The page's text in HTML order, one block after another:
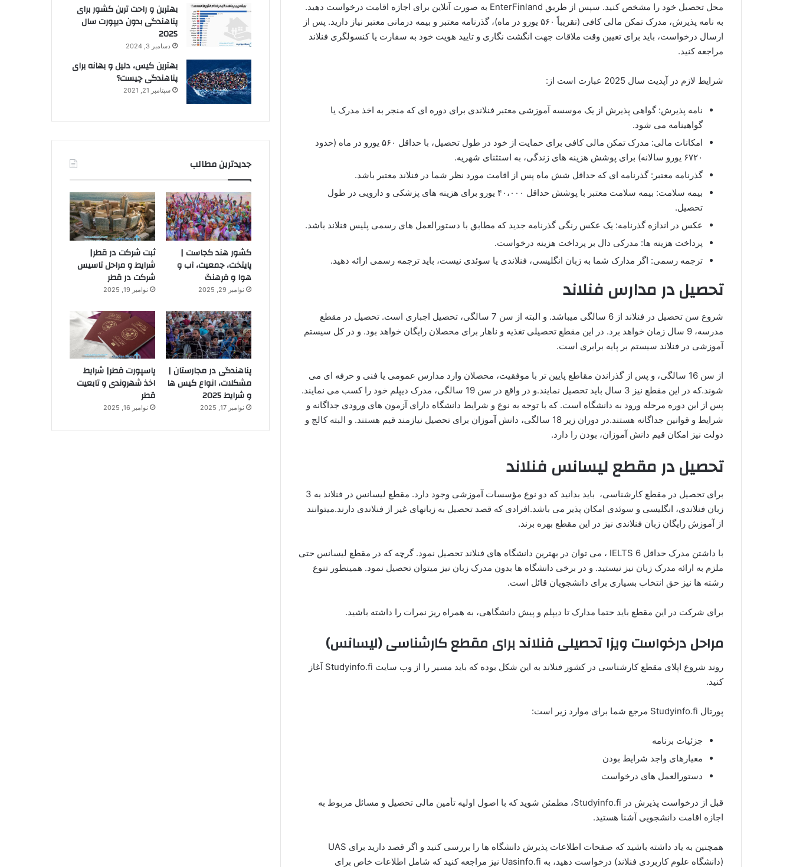
محل تحصیل خود را مشخص کنید. سپس از طریق EnterFinland به صورت آنلاین برای اجازه اقامت درخواست دهید.
به نامه پذیرش، مدرک تمکن مالی کافی (تقریباً ۵۶۰ یورو در ماه)، گذرنامه معتبر و بیمه درمانی معتبر نیاز دارید. پس از
ارسال درخواست، باید برای تعیین وقت ملاقات جهت انگشت نگاری و تایید هویت خود به سفارت یا کنسولگری فنلاند
مراجعه کنید.
شرایط لازم در آپدیت سال 2025 عبارت است از:
نامه پذیرش: گواهی پذیرش از یک موسسه آموزشی معتبر فنلاندی برای دوره‌ ای که منجر به اخذ مدرک یا
گواهینامه می‌ شود.
امکانات مالی: مدرک تمکن مالی کافی برای حمایت از خود در طول تحصیل، با حداقل ۵۶۰ یورو در ماه (حدود
۶۷۲۰ یورو سالانه) برای پوشش هزینه‌ های زندگی، به استثنای شهریه.
گذرنامه معتبر: گذرنامه‌ ای که حداقل شش ماه پس از اقامت مورد نظر شما در فنلاند معتبر باشد.
بیمه سلامت: بیمه سلامت معتبر با پوشش حداقل ۴۰،۰۰۰ یورو برای هزینه‌ های پزشکی و دارویی در طول
تحصیل.
عکس در اندازه گذرنامه: یک عکس رنگی گذرنامه جدید که مطابق با دستورالعمل‌ های رسمی پلیس فنلاند باشد.
پرداخت هزینه‌ ها: مدرکی دال بر پرداخت هزینه درخواست.
ترجمه رسمی: اگر مدارک شما به زبان انگلیسی، فنلاندی یا سوئدی نیست، باید ترجمه رسمی ارائه دهید.
تحصیل در مدارس فنلاند
شروع سن تحصیل در فنلاند از 6 سالگی میباشد. و البته از سن 7 سالگی، تحصیل اجباری است. تحصیل در مقطع
مدرسه، 9 سال زمان خواهد برد. در این مقطع تحصیلی تغذیه و ناهار برای محصلان رایگان خواهد بود. و در کل سیستم
آموزشی در فنلاند سیستم بر پایه برابری است.
از سن 16 سالگی، و پس از گذراندن مقاطع پایین تر با موفقیت، محصلان وارد مدارس عمومی یا فنی و حرفه ای می
شوند.که در این مقطع نیز 3 سال باید تحصیل نمایند.و در واقع در سن 19 سالگی، مدرک دیپلم خود را کسب می نمایند.
پس از این دوره مرحله ورود به دانشگاه است. که با توجه به نوع و شرایط دانشگاه دارای آزمون های ورودی جداگانه و
شرایط و قوانین جداگانه هستند.در دوران زیر 18 سالگی، دانش آموزان برای تحصیل نیازمند قیم هستند. و البته کالج و
دولت نیز امکان قیم دانش آموزان، بودن را دارد.
تحصیل در مقطع لیسانس فنلاند
برای تحصیل در مقطع کارشناسی، باید بدانید که دو نوع مؤسسات آموزشی وجود دارد. مقطع لیسانس در فنلاند به 3
زبان فنلاندی، انگلیسی و سوئدی امکان پذیر می باشد.افرادی که قصد تحصیل به زبانهای غیر از فنلاندی دارند.میتوانند
از آموزش رایگان زبان فنلاندی نیز در این مقطع بهره برند.
با داشتن مدرک حداقل IELTS 6 ، می توان در بهترین دانشگاه های فنلاند تحصیل نمود. گرچه که در مقطع لیسانس حتی
ملزم به ارائه مدرک زبان نیز نیستید. و در برخی دانشگاه ها بدون مدرک زبان نیز میتوان تحصیل نمود. همینطور تنوع
رشته ها نیز حق انتخاب بسیاری برای دانشجویان قائل است.
برای شرکت در این مقطع باید حتما مدارک تا دیپلم و پیش دانشگاهی، به همراه ریز نمرات را داشته باشید.
مراحل درخواست ویزا تحصیلی فنلاند برای مقطع کارشناسی (لیسانس)
روند شروع اپلای مقطع کارشناسی در کشور فنلاند به این شکل بوده که باید مسیر را از وب سایت Studyinfo.fi آغاز
کنید.
پورتال Studyinfo.fi مرجع شما برای موارد زیر است:
جزئیات برنامه
معیارهای واجد شرایط بودن
دستورالعمل‌ های درخواست
قبل از درخواست پذیرش در Studyinfo.fi، مطمئن شوید که با اصول اولیه تأمین مالی تحصیل و مسائل مربوط به
اجازه اقامت دانشجویی آشنا هستید.
همچنین به یاد داشته باشید که صفحات اطلاعات پذیرش دانشگاه‌ ها را بررسی کنید و اگر قصد دارید برای UAS
(دانشگاه علوم کاربردی فنلاند) درخواست دهید، به Uasinfo.fi نیز مراجعه کنید که شامل اطلاعات خاص برای
بهترین و راحت ترین کشور برای
پناهندگی بدون دیپورت سال
2025
دسامبر 3, 2024
بهترین کیس، دلیل و بهانه برای
پناهندگی چیست؟
سپتامبر 21, 2021
جدیدترین مطالب
کشور هند کجاست |
پایتخت، جمعیت، آب و
هوا و فرهنگ
نوامبر 29, 2025
ثبت شرکت در قطر|
شرایط و مراحل تاسیس
شرکت در قطر
نوامبر 19, 2025
پناهندگی در مجارستان |
مشکلات، انواع کیس ها
و شرایط 2025
نوامبر 17, 2025
پاسپورت قطر| شرایط
اخذ شهروندی و تابعیت
قطر
نوامبر 16, 2025